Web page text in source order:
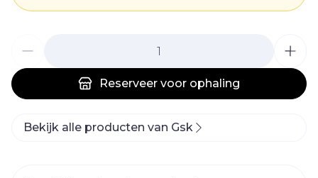
Reserveer voor ophaling
Bekijk alle producten van Gsk